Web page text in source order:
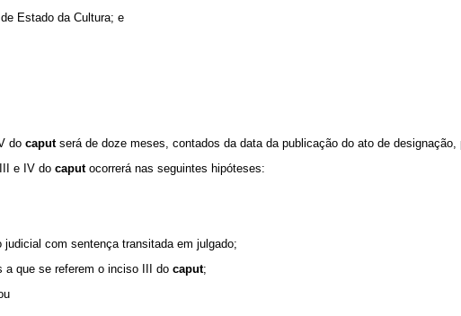
Estado da Cultura; e
do caputserá de doze meses, contados da data da publicação do ato de designação,
e IV do caputocorrerá nas seguintes hipóteses:
judicial com sentença transitada em julgado;
a que se referem o inciso III do caput;